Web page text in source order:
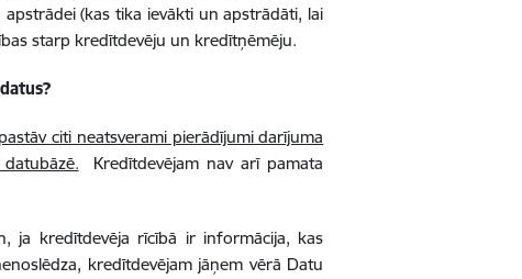
(kas tika ievākti un apstrādāti, lai
starp kredītdevēju un kredītņēmēju.
citi neatsverami pierādījumi darījuma
Kredītdevējam nav arī pamata
ja kredītdevēja rīcībā ir informācija, kas
kredītdevējam jāņem vērā Datu